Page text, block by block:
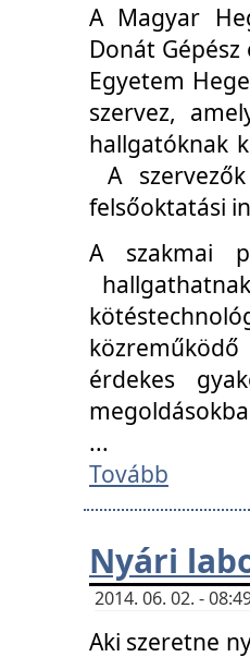
A Magyar
Donát
Egyetem
szervez,
hallgatóknak
A
felsőoktatási
A szakmai
érdekes
...
Tovább
Nyári
2014. 06. 02. -
Aki szeretne